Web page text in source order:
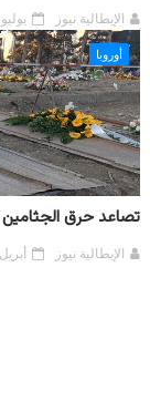
الإيطالية نيوز يوليو 08, 2026
أوروبا
تصاعد حرق الجثامين
الإيطالية نيوز أبريل 30, 2026